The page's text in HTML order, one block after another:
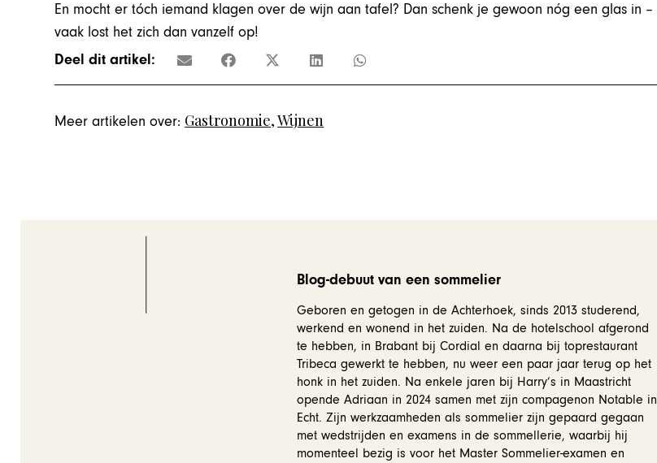
En mocht er tóch iemand klagen over de wijn aan tafel? Dan schenk je gewoon nóg een glas in –
vaak lost het zich dan vanzelf op!
Deel dit artikel:
Meer artikelen over: Gastronomie,Wijnen
Blog-debuut van een sommelier
Geboren en getogen in de Achterhoek, sinds 2013 studerend,
werkend en wonend in het zuiden. Na de hotelschool afgerond
te hebben, in Brabant bij Cordial en daarna bij toprestaurant
Tribeca gewerkt te hebben, nu weer een paar jaar terug op het
honk in het zuiden. Na enkele jaren bij Harry’s in Maastricht
opende Adriaan in 2024 samen met zijn compagenon Notable in
Echt. Zijn werkzaamheden als sommelier zijn gepaard gegaan
met wedstrijden en examens in de sommellerie, waarbij hij
momenteel bezig is voor het Master Sommelier-examen en